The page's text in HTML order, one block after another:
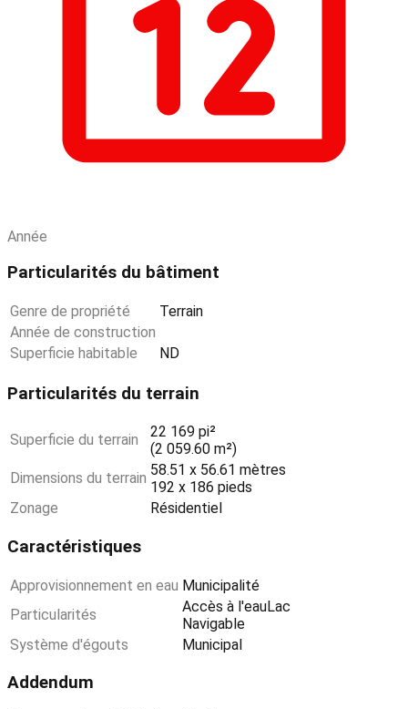
Année
Particularités du bâtiment
Genre de propriété
Terrain
Année de construction
Superficie habitable
ND
Particularités du terrain
Superficie du terrain
22 169 pi²
(2 059.60 m²)
Dimensions du terrain 58.51 x 56.61 mètres
192 x 186 pieds
Zonage
Résidentiel
Caractéristiques
Approvisionnement en eau Municipalité
Particularités
Accès à l'eauLac
Navigable
Système d'égouts
Municipal
Addendum